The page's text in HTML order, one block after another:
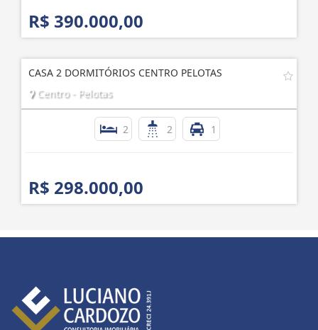
R$ 390.000,00
CASA 2 DORMITÓRIOS CENTRO PELOTAS
Centro - Pelotas
2 2 1
R$ 298.000,00